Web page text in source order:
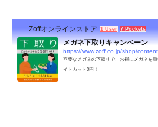
Zoffオンラインストア 1 User 7 Pockets
メガネ下取りキャンペーン
https://www.zoff.co.jp/shop/
不要なメガネの下取りで、お得にメガネを
イトカット0円！